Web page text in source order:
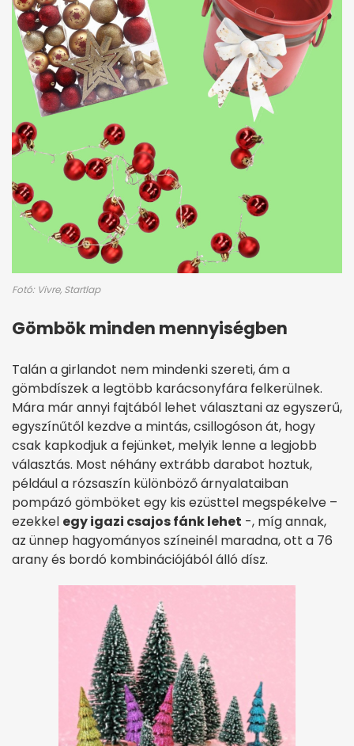
Fotó: Vivre, Startlap
Gömbök minden mennyiségben
Talán a girlandot nem mindenki szereti, ám a
gömbdíszek a legtöbb karácsonyfára felkerülnek.
Mára már annyi fajtából lehet választani az egyszerű,
egyszínűtől kezdve a mintás, csillogóson át, hogy
csak kapkodjuk a fejünket, melyik lenne a legjobb
választás. Most néhány extrább darabot hoztuk,
például a rózsaszín különböző árnyalataiban
pompázó gömböket egy kis ezüsttel megspékelve –
ezekkel egy igazi csajos fánk lehet -, míg annak,
az ünnep hagyományos színeinél maradna, ott a 76
arany és bordó kombinációjából álló dísz.